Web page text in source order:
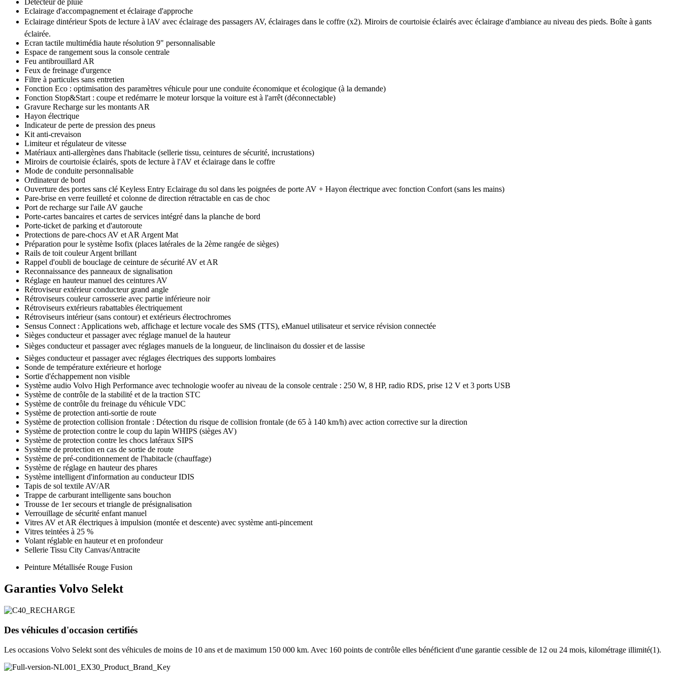
Détecteur de pluie
Eclairage d'accompagnement et éclairage d'approche
Eclairage dintérieur Spots de lecture à lAV avec éclairage des passagers AV, éclairages dans le coffre (x2). Miroirs de courtoisie éclairés avec éclairage d'ambiance au niveau des pieds. Boîte à gants
éclairée.
Ecran tactile multimédia haute résolution 9" personnalisable
Espace de rangement sous la console centrale
Feu antibrouillard AR
Feux de freinage d'urgence
Filtre à particules sans entretien
Fonction Eco : optimisation des paramètres véhicule pour une conduite économique et écologique (à la demande)
Fonction Stop&Start : coupe et redémarre le moteur lorsque la voiture est à l'arrêt (déconnectable)
Gravure Recharge sur les montants AR
Hayon électrique
Indicateur de perte de pression des pneus
Kit anti-crevaison
Limiteur et régulateur de vitesse
Matériaux anti-allergènes dans l'habitacle (sellerie tissu, ceintures de sécurité, incrustations)
Miroirs de courtoisie éclairés, spots de lecture à l'AV et éclairage dans le coffre
Mode de conduite personnalisable
Ordinateur de bord
Ouverture des portes sans clé Keyless Entry Eclairage du sol dans les poignées de porte AV + Hayon électrique avec fonction Confort (sans les mains)
Pare-brise en verre feuilleté et colonne de direction rétractable en cas de choc
Port de recharge sur l'aile AV gauche
Porte-cartes bancaires et cartes de services intégré dans la planche de bord
Porte-ticket de parking et d'autoroute
Protections de pare-chocs AV et AR Argent Mat
Préparation pour le système Isofix (places latérales de la 2ème rangée de sièges)
Rails de toit couleur Argent brillant
Rappel d'oubli de bouclage de ceinture de sécurité AV et AR
Reconnaissance des panneaux de signalisation
Réglage en hauteur manuel des ceintures AV
Rétroviseur extérieur conducteur grand angle
Rétroviseurs couleur carrosserie avec partie inférieure noir
Rétroviseurs extérieurs rabattables électriquement
Rétroviseurs intérieur (sans contour) et extérieurs électrochromes
Sensus Connect : Applications web, affichage et lecture vocale des SMS (TTS), eManuel utilisateur et service révision connectée
Sièges conducteur et passager avec réglage manuel de la hauteur
Sièges conducteur et passager avec réglages manuels de la longueur, de linclinaison du dossier et de lassise
Sièges conducteur et passager avec réglages électriques des supports lombaires
Sonde de température extérieure et horloge
Sortie d'échappement non visible
Système audio Volvo High Performance avec technologie woofer au niveau de la console centrale : 250 W, 8 HP, radio RDS, prise 12 V et 3 ports USB
Système de contrôle de la stabilité et de la traction STC
Système de contrôle du freinage du véhicule VDC
Système de protection anti-sortie de route
Système de protection collision frontale : Détection du risque de collision frontale (de 65 à 140 km/h) avec action corrective sur la direction
Système de protection contre le coup du lapin WHIPS (sièges AV)
Système de protection contre les chocs latéraux SIPS
Système de protection en cas de sortie de route
Système de pré-conditionnement de l'habitacle (chauffage)
Système de réglage en hauteur des phares
Système intelligent d'information au conducteur IDIS
Tapis de sol textile AV/AR
Trappe de carburant intelligente sans bouchon
Trousse de 1er secours et triangle de présignalisation
Verrouillage de sécurité enfant manuel
Vitres AV et AR électriques à impulsion (montée et descente) avec système anti-pincement
Vitres teintées à 25 %
Volant réglable en hauteur et en profondeur
Sellerie Tissu City Canvas/Antracite
Peinture Métallisée Rouge Fusion
Garanties Volvo Selekt
Des véhicules d'occasion certifiés
Les occasions Volvo Selekt sont des véhicules de moins de 10 ans et de maximum 150 000 km. Avec 160 points de contrôle elles bénéficient d'une garantie cessible de 12 ou 24 mois, kilométrage illimité(1).